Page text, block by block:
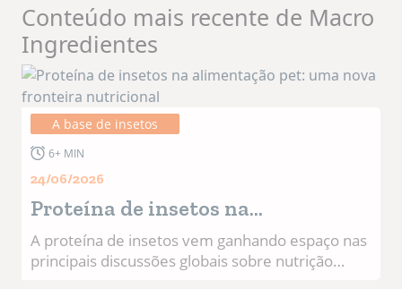
Conteúdo mais recente de Macro
Ingredientes
A base de insetos
6+ MIN
24/06/2026
Proteína de insetos na
alimentação pet: uma nova
fronteira nutricional
A proteína de insetos vem ganhando espaço nas
principais discussões globais sobre nutrição